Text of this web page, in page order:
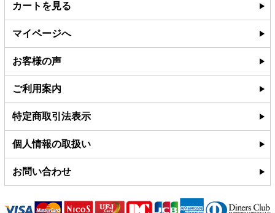
カートを見る
マイページへ
お客様の声
ご利用案内
特定商取引法表示
個人情報の取扱い
お問い合わせ